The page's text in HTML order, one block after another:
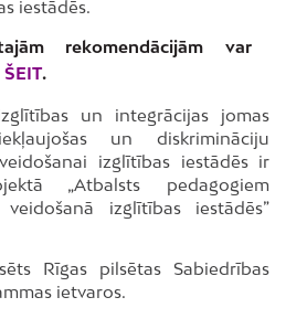
iestādēs.
rekomendācijām var
ŠEIT.
un integrācijas jomas
un diskrimināciju
izglītības iestādēs ir
„Atbalsts pedagogiem
izglītības iestādēs”
Rīgas pilsētas Sabiedrības
ietvaros.